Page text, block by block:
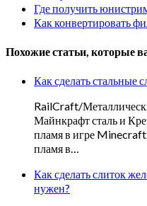
Где получить
Как конвертировать
Похожие статьи, которые
Как сделать стальные
RailCraft/
Майнкрафт сталь и
пламя в игре
пламя в…
Как сделать слиток
нужен?